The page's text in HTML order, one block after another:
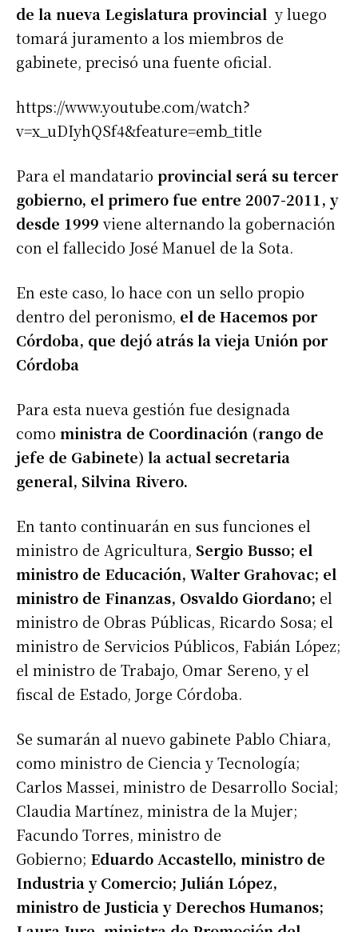
de la nueva Legislatura provincial y luego
tomará juramento a los miembros de
gabinete, precisó una fuente oficial.
https://www.youtube.com/watch?
v=x_uDIyhQSf4&feature=emb_title
Para el mandatario provincial será su tercer
gobierno, el primero fue entre 2007-2011, y
desde 1999 viene alternando la gobernación
con el fallecido José Manuel de la Sota.
En este caso, lo hace con un sello propio
dentro del peronismo, el de Hacemos por
Córdoba, que dejó atrás la vieja Unión por
Córdoba
Para esta nueva gestión fue designada
como ministra de Coordinación (rango de
jefe de Gabinete) la actual secretaria
general, Silvina Rivero.
En tanto continuarán en sus funciones el
ministro de Agricultura, Sergio Busso; el
ministro de Educación, Walter Grahovac; el
ministro de Finanzas, Osvaldo Giordano; el
ministro de Obras Públicas, Ricardo Sosa; el
ministro de Servicios Públicos, Fabián López;
el ministro de Trabajo, Omar Sereno, y el
fiscal de Estado, Jorge Córdoba.
Se sumarán al nuevo gabinete Pablo Chiara,
como ministro de Ciencia y Tecnología;
Carlos Massei, ministro de Desarrollo Social;
Claudia Martínez, ministra de la Mujer;
Facundo Torres, ministro de
Gobierno; Eduardo Accastello, ministro de
Industria y Comercio; Julián López,
ministro de Justicia y Derechos Humanos;